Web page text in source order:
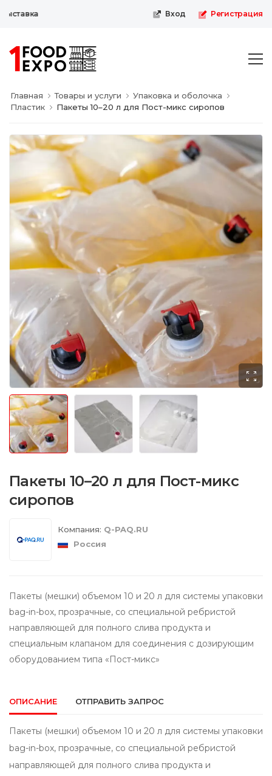
Вход Регистрация
Главная Товары и услуги
Упаковка и оболочка
Пластик
Пакеты 10–20 л для Пост-микс сиропов
Пакеты 10–20 л для Пост-микс
сиропов
Компания: Q-PAQ.RU
Россия
Пакеты (мешки) объемом 10 и 20 л для системы упаковки
bag-in-box, прозрачные, со специальной ребристой
направляющей для полного слива продукта и
специальным клапаном для соединения с дозирующим
оборудованием типа «Пост-микс»
ОПИСАНИЕ ОТПРАВИТЬ ЗАПРОС
Пакеты (мешки) объемом 10 и 20 л для системы упаковки
bag-in-box, прозрачные, со специальной ребристой
направляющей для полного слива продукта и